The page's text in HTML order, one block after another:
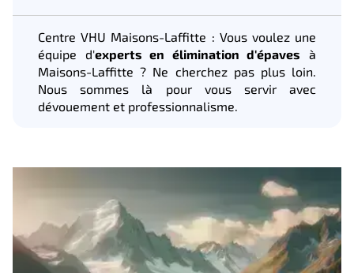
Centre VHU Maisons-Laffitte : Vous voulez une
équipe d'experts en élimination d'épaves à
Maisons-Laffitte ? Ne cherchez pas plus loin.
Nous sommes là pour vous servir avec
dévouement et professionnalisme.